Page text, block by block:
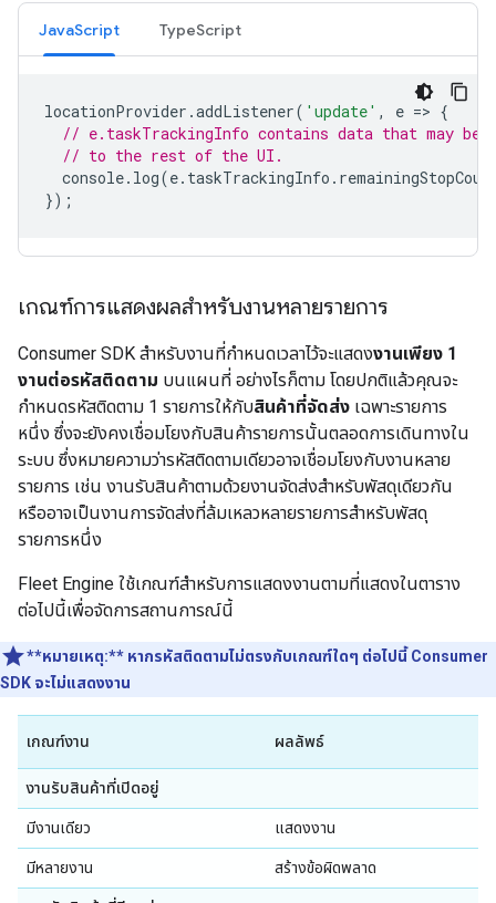
JavaScript TypeScript
locationProvider .addListener( 'update' , e => {
// e.taskTrackingInfo contains data that may be
// to the rest of the UI.
console. log(e. taskTrackingInfo .
});
เกณฑ์การแสดงผลสำหรับงานหลายรายการ
Consumer SDK สำหรับงานที่กำหนดเวลาไว้จะแสดงงานเพียง 1
งานต่อรหัสติดตาม บนแผนที่ อย่างไรก็ตาม โดยปกติแล้วคุณจะ
กำหนดรหัสติดตาม 1 รายการให้กับสินค้าที่จัดส่ง เฉพาะรายการ
หนึ่ง ซึ่งจะยังคงเชื่อมโยงกับสินค้ารายการนั้นตลอดการเดินทางใน
ระบบ ซึ่งหมายความว่ารหัสติดตามเดียวอาจเชื่อมโยงกับงานหลาย
รายการ เช่น งานรับสินค้าตามด้วยงานจัดส่งสำหรับพัสดุเดียวกัน
หรืออาจเป็นงานการจัดส่งที่ล้มเหลวหลายรายการสำหรับพัสดุ
รายการหนึ่ง
Fleet Engine ใช้เกณฑ์สำหรับการแสดงงานตามที่แสดงในตาราง
ต่อไปนี้เพื่อจัดการสถานการณ์นี้
**หมายเหตุ:** หากรหัสติดตามไม่ตรงกับเกณฑ์ใดๆ ต่อไปนี้ Consumer
SDK จะไม่แสดงงาน
เกณฑ์งาน ผลลัพธ์
งานรับสินค้าที่เปิดอยู่
มีงานเดียว แสดงงาน
มีหลายงาน สร้างข้อผิดพลาด